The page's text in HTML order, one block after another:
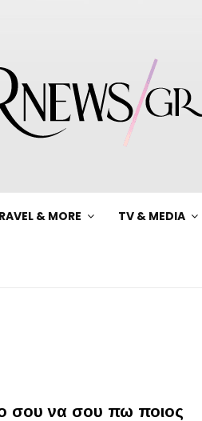
& MORE TV & MEDIA
σου να σου πω ποιος